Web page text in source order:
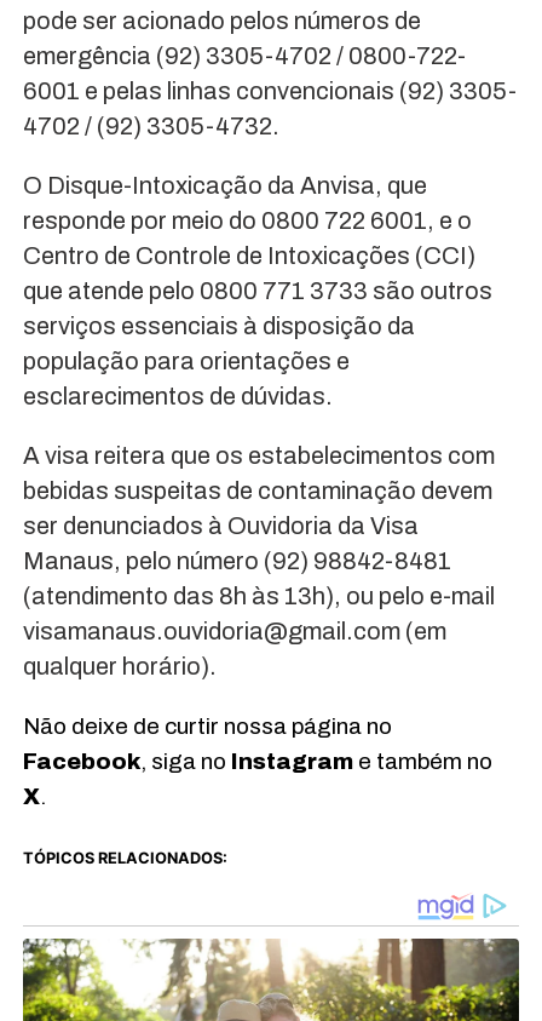
pode ser acionado pelos números de
emergência (92) 3305-4702 / 0800-722-
6001 e pelas linhas convencionais (92) 3305-
4702 / (92) 3305-4732.
O Disque-Intoxicação da Anvisa, que
responde por meio do 0800 722 6001, e o
Centro de Controle de Intoxicações (CCI)
que atende pelo 0800 771 3733 são outros
serviços essenciais à disposição da
população para orientações e
esclarecimentos de dúvidas.
A visa reitera que os estabelecimentos com
bebidas suspeitas de contaminação devem
ser denunciados à Ouvidoria da Visa
Manaus, pelo número (92) 98842-8481
(atendimento das 8h às 13h), ou pelo e-mail
visamanaus.ouvidoria@gmail.com (em
qualquer horário).
Não deixe de curtir nossa página no
Facebook, siga no Instagrame também no
X.
TÓPICOS RELACIONADOS: